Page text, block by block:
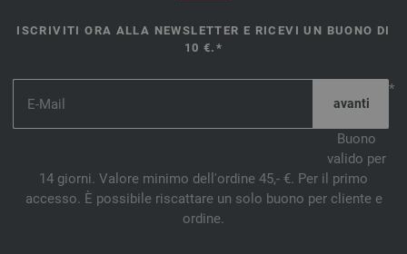
ISCRIVITI ORA ALLA NEWSLETTER E RICEVI UN BUONO DI
10 €.*
*
Buono
valido per
14 giorni. Valore minimo dell'ordine 45,- €. Per il primo
accesso. È possibile riscattare un solo buono per cliente e
ordine.